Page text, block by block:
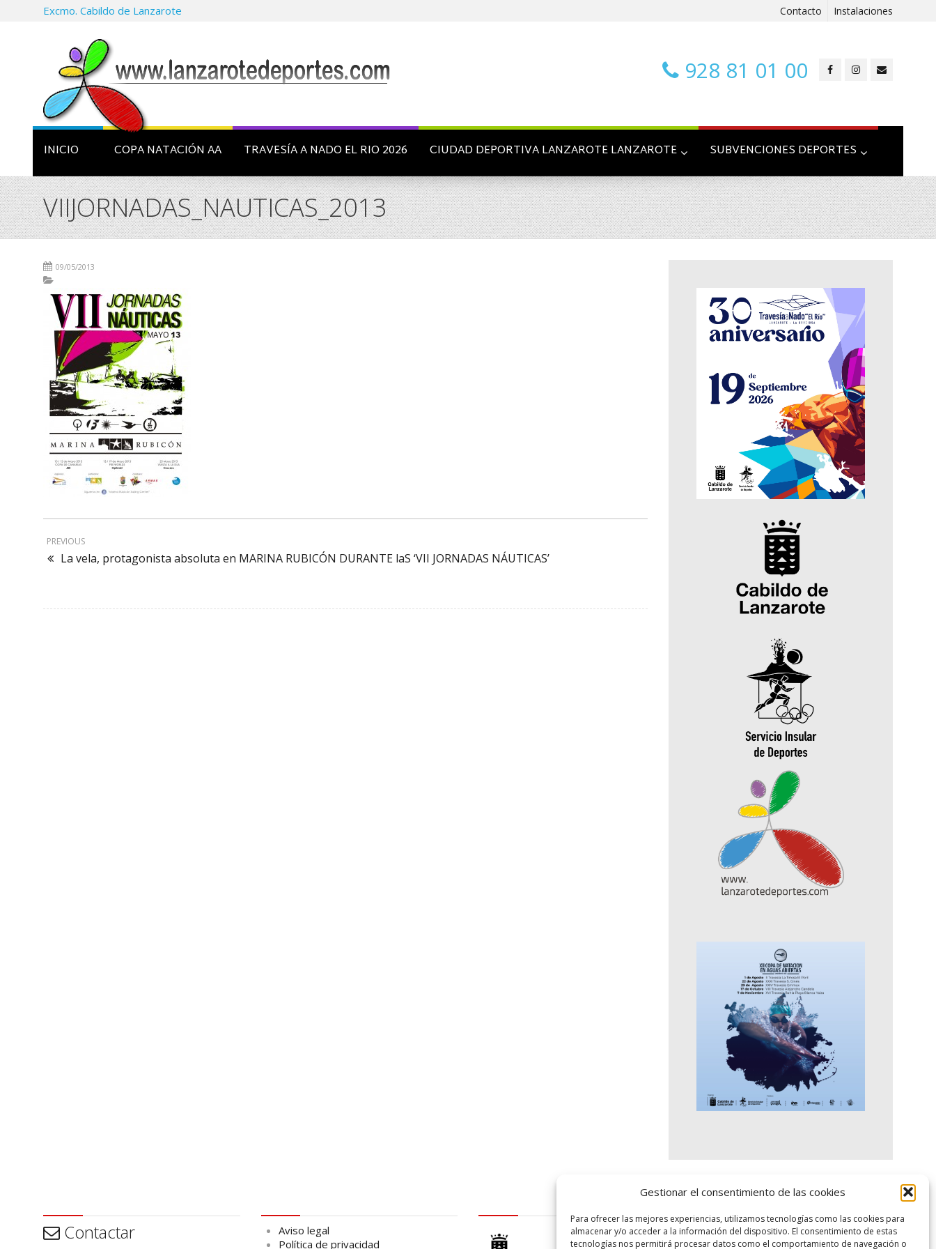
Gestionar el consentimiento de las cookies
Para ofrecer las mejores experiencias, utilizamos tecnologías como las cookies para
almacenar y/o acceder a la información del dispositivo. El consentimiento de estas
tecnologías nos permitirá procesar datos como el comportamiento de navegación o
Excmo. Cabildo de Lanzarote Contacto Instalaciones
928 81 01 00
INICIO COPA NATACIÓN AA TRAVESÍA A NADO EL RIO 2026 CIUDAD DEPORTIVA LANZAROTE LANZAROTE SUBVENCIONES DEPORTES
VIIJORNADAS_NAUTICAS_2013
09/05/2013
PREVIOUS
La vela, protagonista absoluta en MARINA RUBICÓN DURANTE laS ‘VII JORNADAS NÁUTICAS’
Contactar
Aviso legal
Política de privacidad
logo SID